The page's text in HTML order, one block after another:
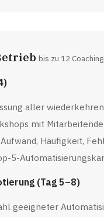
bis zu 12
aller
mit
Häufigkeit,
5-
(Tag 5–8)
geeigneter